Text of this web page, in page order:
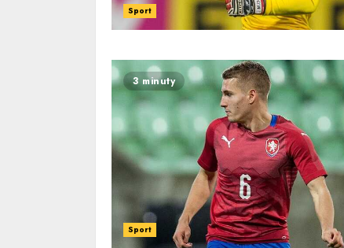
Sport
3 minuty
Sport